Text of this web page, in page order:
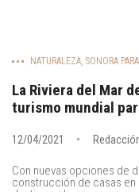
NATURALEZA, SONORA
La Riviera del Mar
turismo mundial
12/04/2021
Con nuevas opciones de
construcción de casas en